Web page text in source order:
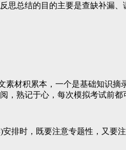
总结的目的主要是查缺补漏、
积累本，一个是基础知识摘
，熟记于心，每次模拟考试前都
时，既要注意专题性，又要